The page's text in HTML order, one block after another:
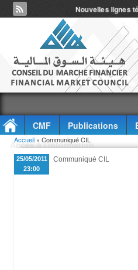
Nouvelles lignes
CMF Publications
Accès à l'information
Vous êtes ici
Accueil » Communiqué CIL
25/05/2011
23:00
Communiqué CIL